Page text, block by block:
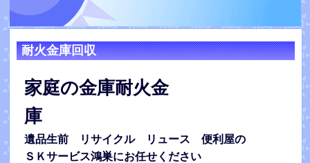
耐火金庫回収
家庭の金庫耐火金
庫
遺品生前 リサイクル リュース 便利屋の
ＳＫサービス鴻巣にお任せください